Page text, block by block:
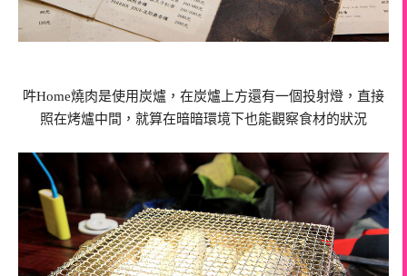
吽Home燒肉是使用炭爐，在炭爐上方還有一個投射燈，直接
照在烤爐中間，就算在暗暗環境下也能觀察食材的狀況